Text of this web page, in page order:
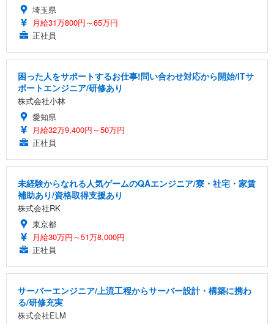
埼玉県
月給31万800円～65万円
正社員
困った人をサポートするお仕事!問い合わせ対応から開始/ITサ
ポートエンジニア/研修あり
株式会社小林
愛知県
月給32万9,400円～50万円
正社員
未経験からなれる人気ゲームのQAエンジニア/寮・社宅・家賃
補助あり/資格取得支援あり
株式会社RK
東京都
月給30万円～51万8,000円
正社員
サーバーエンジニア/上流工程からサーバー設計・構築に携わ
る/研修充実
株式会社ELM